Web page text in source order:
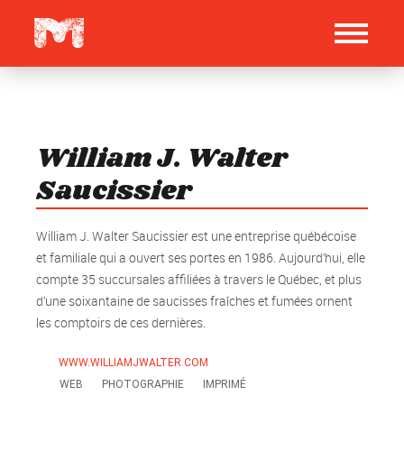
William J. Walter
Saucissier
William J. Walter Saucissier est une entreprise québécoise
et familiale qui a ouvert ses portes en 1986. Aujourd’hui, elle
compte 35 succursales affiliées à travers le Québec, et plus
d’une soixantaine de saucisses fraîches et fumées ornent
les comptoirs de ces dernières.
WWW.WILLIAMJWALTER.COM
WEB
PHOTOGRAPHIE IMPRIMÉ